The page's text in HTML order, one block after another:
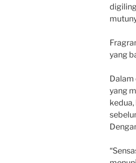
yang
Dalam
yang